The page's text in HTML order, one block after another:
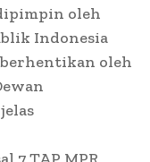
oleh
Indonesia
oleh